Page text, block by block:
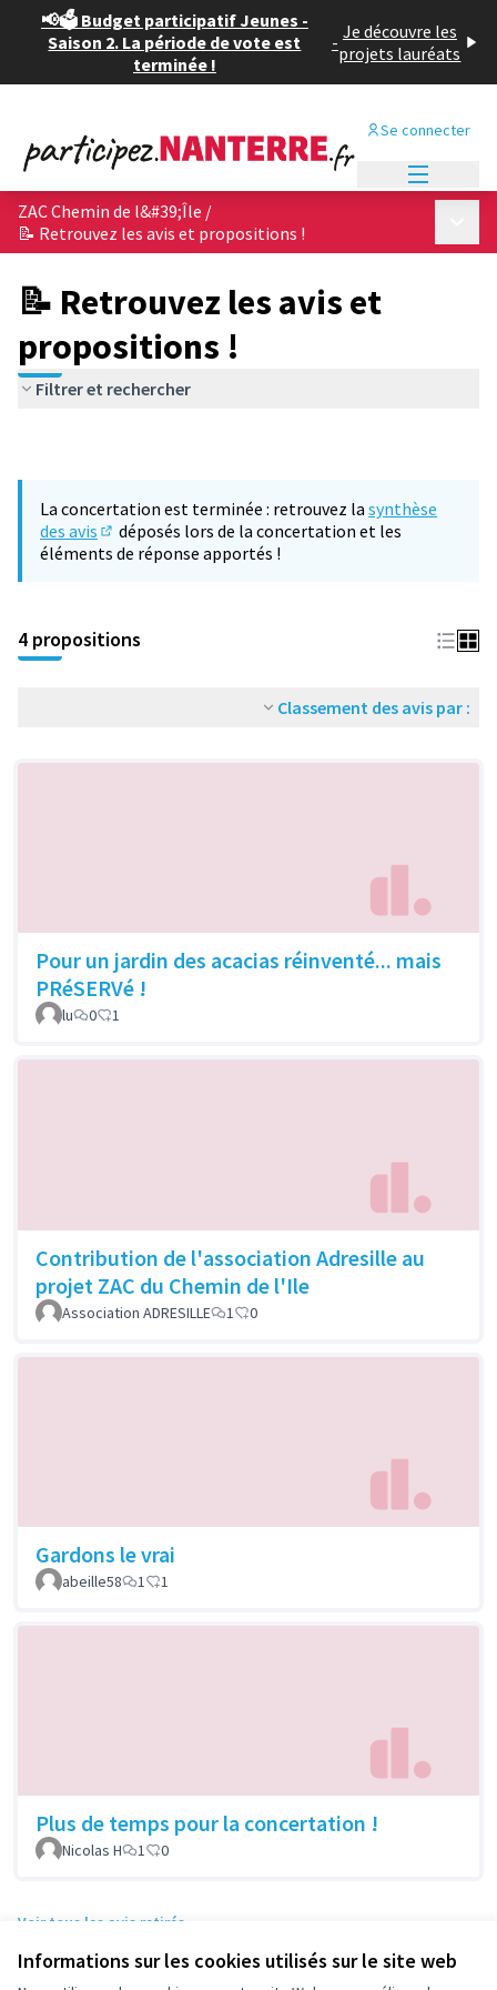
Informations sur les cookies utilisés sur le site web
📢🗳️ Budget participatif Jeunes -
Saison 2. La période de vote est
terminée !
- Je découvre les
projets lauréats
Se connecter
ZAC Chemin de l&#39;Île /
📝 Retrouvez les avis et propositions !
📝 Retrouvez les avis et
propositions !
Filtrer et rechercher
La concertation est terminée : retrouvez la synthèse
des avis
(S'ouvre dans un nouvel onglet)
déposés lors de la concertation et les
éléments de réponse apportés !
4 propositions
Classement des avis par :
Pour un jardin des acacias réinventé... mais
PRéSERVé !
lu 0 1
Contribution de l'association Adresille au
projet ZAC du Chemin de l'Ile
Association ADRESILLE 1 0
Gardons le vrai
abeille58 1 1
Plus de temps pour la concertation !
Nicolas H 1 0
Voir tous les avis retirés